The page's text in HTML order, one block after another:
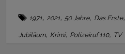
1971,2021, 50 Jahre, Das Erste,
Jubiläum, Krimi, Polizeiruf 110, TV